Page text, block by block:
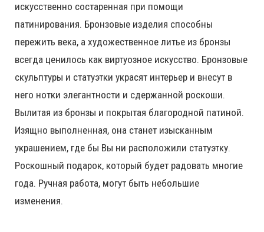
искусственно состаренная при помощи
патинирования. Бронзовые изделия способны
пережить века, а художественное литье из бронзы
всегда ценилось как виртуозное искусство. Бронзовые
скульптуры и статуэтки украсят интерьер и внесут в
него нотки элегантности и сдержанной роскоши.
Вылитая из бронзы и покрытая благородной патиной.
Изящно выполненная, она станет изысканным
украшением, где бы Вы ни расположили статуэтку.
Роскошный подарок, который будет радовать многие
года. Ручная работа, могут быть небольшие
изменения.